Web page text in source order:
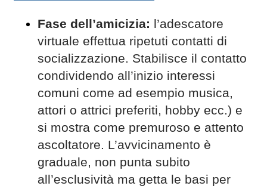
Fase dell’amicizia: l’adescatore
virtuale effettua ripetuti contatti di
socializzazione. Stabilisce il contatto
condividendo all’inizio interessi
comuni come ad esempio musica,
attori o attrici preferiti, hobby ecc.) e
si mostra come premuroso e attento
ascoltatore. L’avvicinamento è
graduale, non punta subito
all’esclusività ma getta le basi per